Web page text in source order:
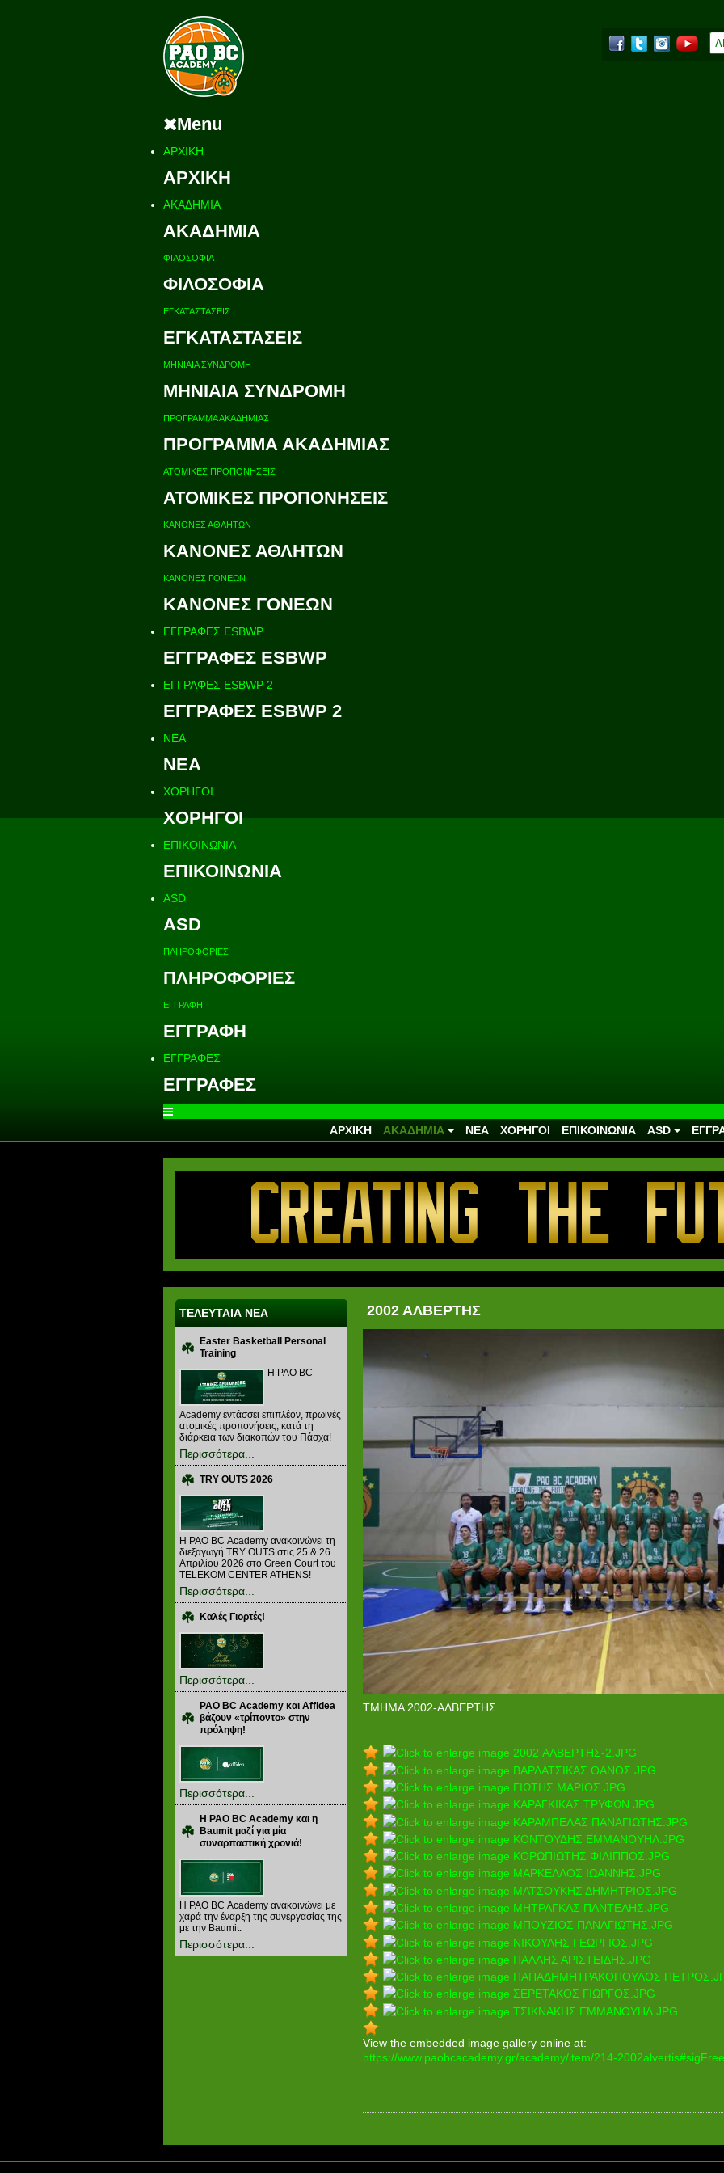
Menu
ΑΡΧΙΚΗ
ΑΡΧΙΚΗ
ΑΚΑΔΗΜΙΑ
ΑΚΑΔΗΜΙΑ
ΦΙΛΟΣΟΦΙΑ
ΦΙΛΟΣΟΦΙΑ
ΕΓΚΑΤΑΣΤΑΣΕΙΣ
ΕΓΚΑΤΑΣΤΑΣΕΙΣ
ΜΗΝΙΑΙΑ ΣΥΝΔΡΟΜΗ
ΜΗΝΙΑΙΑ ΣΥΝΔΡΟΜΗ
ΠΡΟΓΡΑΜΜΑ ΑΚΑΔΗΜΙΑΣ
ΠΡΟΓΡΑΜΜΑ ΑΚΑΔΗΜΙΑΣ
ΑΤΟΜΙΚΕΣ ΠΡΟΠΟΝΗΣΕΙΣ
ΑΤΟΜΙΚΕΣ ΠΡΟΠΟΝΗΣΕΙΣ
ΚΑΝΟΝΕΣ ΑΘΛΗΤΩΝ
ΚΑΝΟΝΕΣ ΑΘΛΗΤΩΝ
ΚΑΝΟΝΕΣ ΓΟΝΕΩΝ
ΚΑΝΟΝΕΣ ΓΟΝΕΩΝ
ΕΓΓΡΑΦΕΣ ESBWP
ΕΓΓΡΑΦΕΣ ESBWP
ΕΓΓΡΑΦΕΣ ESBWP 2
ΕΓΓΡΑΦΕΣ ESBWP 2
ΝΕΑ
ΝΕΑ
ΧΟΡΗΓΟΙ
ΧΟΡΗΓΟΙ
ΕΠΙΚΟΙΝΩΝΙΑ
ΕΠΙΚΟΙΝΩΝΙΑ
ASD
ASD
ΠΛΗΡΟΦΟΡΙΕΣ
ΠΛΗΡΟΦΟΡΙΕΣ
ΕΓΓΡΑΦΗ
ΕΓΓΡΑΦΗ
ΕΓΓΡΑΦΕΣ
ΕΓΓΡΑΦΕΣ
ΑΡΧΙΚΗ ΑΚΑΔΗΜΙΑ ΝΕΑ ΧΟΡΗΓΟΙ ΕΠΙΚΟΙΝΩΝΙΑ ASD
ΤΕΛΕΥΤΑΙΑ ΝΕΑ
Easter Basketball Personal
Training
Η PAO BC
Academy εντάσσει επιπλέον, πρωινές
ατομικές προπονήσεις, κατά τη
διάρκεια των διακοπών του Πάσχα!
Περισσότερα...
TRY OUTS 2026
H PAO BC Academy ανακοινώνει τη
διεξαγωγή TRY OUTS στις 25 & 26
Απριλίου 2026 στο Green Court του
TELEKOM CENTER ATHENS!
Περισσότερα...
Καλές Γιορτές!
Περισσότερα...
PAO BC Academy και Affidea
βάζουν «τρίποντο» στην
πρόληψη!
Περισσότερα...
Η PAO BC Academy και η
Baumit μαζί για μία
συναρπαστική χρονιά!
Η PAO BC Academy ανακοινώνει με
χαρά την έναρξη της συνεργασίας της
με την Baumit.
Περισσότερα...
2002 ΑΛΒΕΡΤΗΣ
ΤΜΗΜΑ 2002-ΑΛΒΕΡΤΗΣ
View the embedded image gallery online at:
https://www.paobcacademy.gr/academy/item/214-